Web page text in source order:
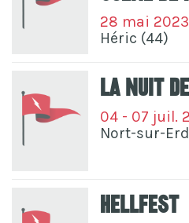
28 mai 2023
Héric (44)
La Nuit
04 - 07 juil.
Nort-sur-
Hellfest